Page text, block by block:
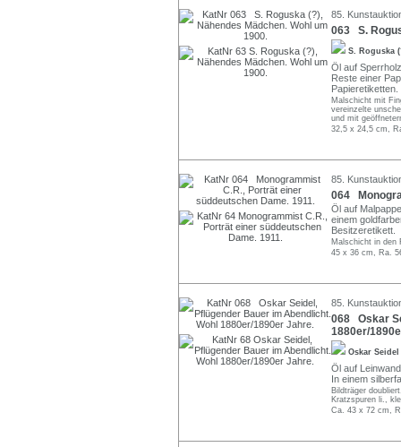
85.
063 S.
S. Roguska
Öl auf
Reste einer
Malschicht mit
vereinzelte
und mit
32,5 x 24,5 cm,
85.
064
Öl auf
einem
Besitzeretikett.
Malschicht in den
45 x 36 cm, Ra.
85.
068 Oskar
1880er/
Oskar Seidel
Öl auf
In einem
Bildträger
Kratzspuren li.,
Ca. 43 x 72 cm,